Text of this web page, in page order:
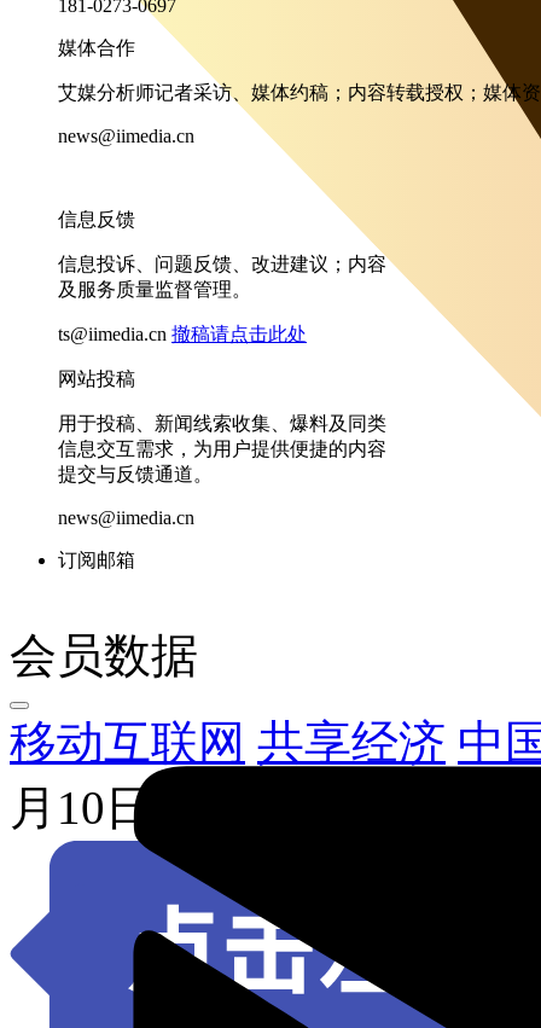
181-0273-0697
媒体合作
艾媒分析师记者采访、媒体约稿；内容转载授权；媒体
news@iimedia.cn
信息反馈
信息投诉、问题反馈、改进建议；内容
及服务质量监督管理。
ts@iimedia.cn 撤稿请点击此处
网站投稿
用于投稿、新闻线索收集、爆料及同类
信息交互需求，为用户提供便捷的内容
提交与反馈通道。
news@iimedia.cn
订阅邮箱
会员数据
移动互联网 共享经济 中
月10日-2月18日中国长